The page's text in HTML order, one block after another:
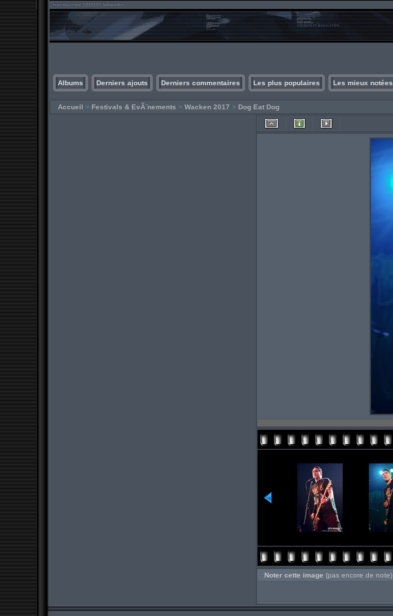
Albums Derniers ajouts Derniers commentaires Les plus populaires Les mieux notées
Accueil > Festivals & EvÃ¨nements > Wacken 2017 > Dog Eat Dog
Noter cette image (pas encore de note)